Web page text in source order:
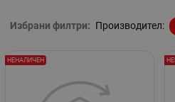
Избрани филтри: Производител:
НЕНАЛИЧЕН